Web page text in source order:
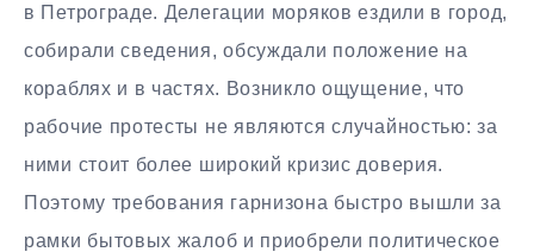
в Петрограде. Делегации моряков ездили в город,
собирали сведения, обсуждали положение на
кораблях и в частях. Возникло ощущение, что
рабочие протесты не являются случайностью: за
ними стоит более широкий кризис доверия.
Поэтому требования гарнизона быстро вышли за
рамки бытовых жалоб и приобрели политическое